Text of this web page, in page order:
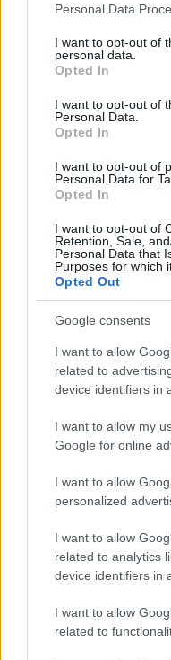
Personal Data
I want to opt-out of
personal data.
Opted In
I want to opt-out of
Personal Data.
Opted In
I want to opt-out of
Personal Data for
Opted In
I want to opt-out of
Retention, Sale,
Personal Data that
Purposes for which
Opted Out
Google consents
I want to allow
related to
device identifiers in
I want to allow my
Google for online
I want to allow
personalized
I want to allow
related to analytics
device identifiers in
I want to allow
related to
sufficientecliccare qui
essere sempre
Vignetta
“I lavori
Firenze?
spiegato
Giuseppe
Communication &
Nicolaporro.it: "La
disintermediato il